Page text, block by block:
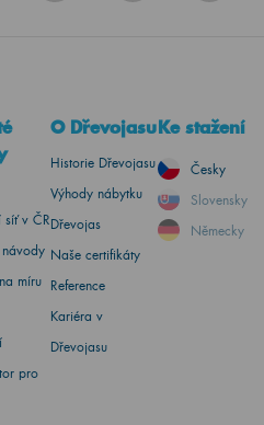
síť v ČR
míru
pro
O Dřevojasu
Historie Dřevojasu
Výhody nábytku
Dřevojas
Naše certifikáty
Reference
Kariéra v
Dřevojasu
Ke stažení
Česky
Slovensky
Německy